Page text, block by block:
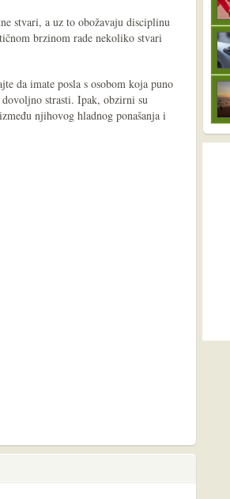
stvari, a uz to obožavaju disciplinu
brzinom rade nekoliko stvari
da imate posla s osobom koja puno
strasti. Ipak, obzirni su
njihovog hladnog ponašanja i